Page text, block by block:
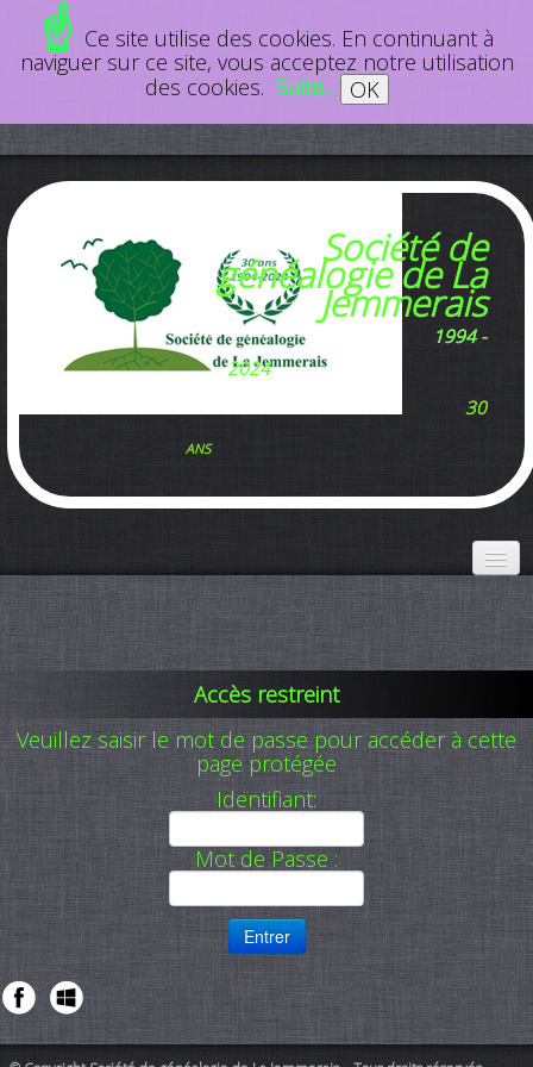
☝ Ce site utilise des cookies. En continuant à
naviguer sur ce site, vous acceptez notre utilisation
des cookies. Suite... OK
Société de
généalogie de La
Jemmerais
1994 -
2024
30
ans
Accueil
Activités
Accès restreint
Veuillez saisir le mot de passe pour accéder à cette
page protégée
Identifiant:
Mot de Passe :